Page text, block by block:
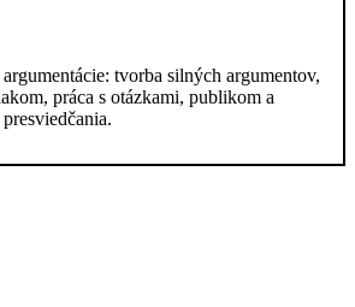
tvorba silných argumentov,
práca s otázkami, publikom a